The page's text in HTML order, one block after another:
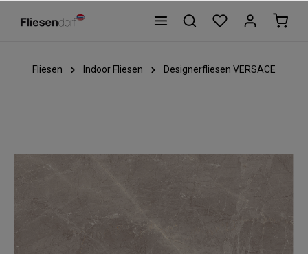
Fliesen Indoor Fliesen Designerfliesen VERSACE